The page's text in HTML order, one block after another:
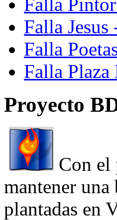
Falla
Falla
Falla
Proyecto
Con el
mantener una
plantadas en